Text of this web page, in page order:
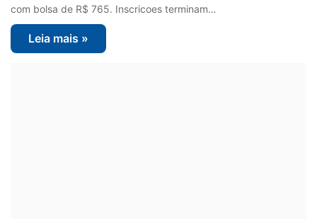
com bolsa de R$ 765. Inscricoes terminam…
Leia mais »